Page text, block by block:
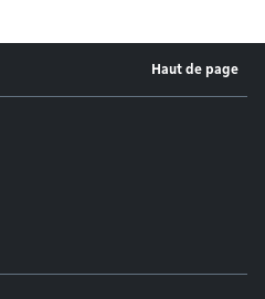
Haut de page